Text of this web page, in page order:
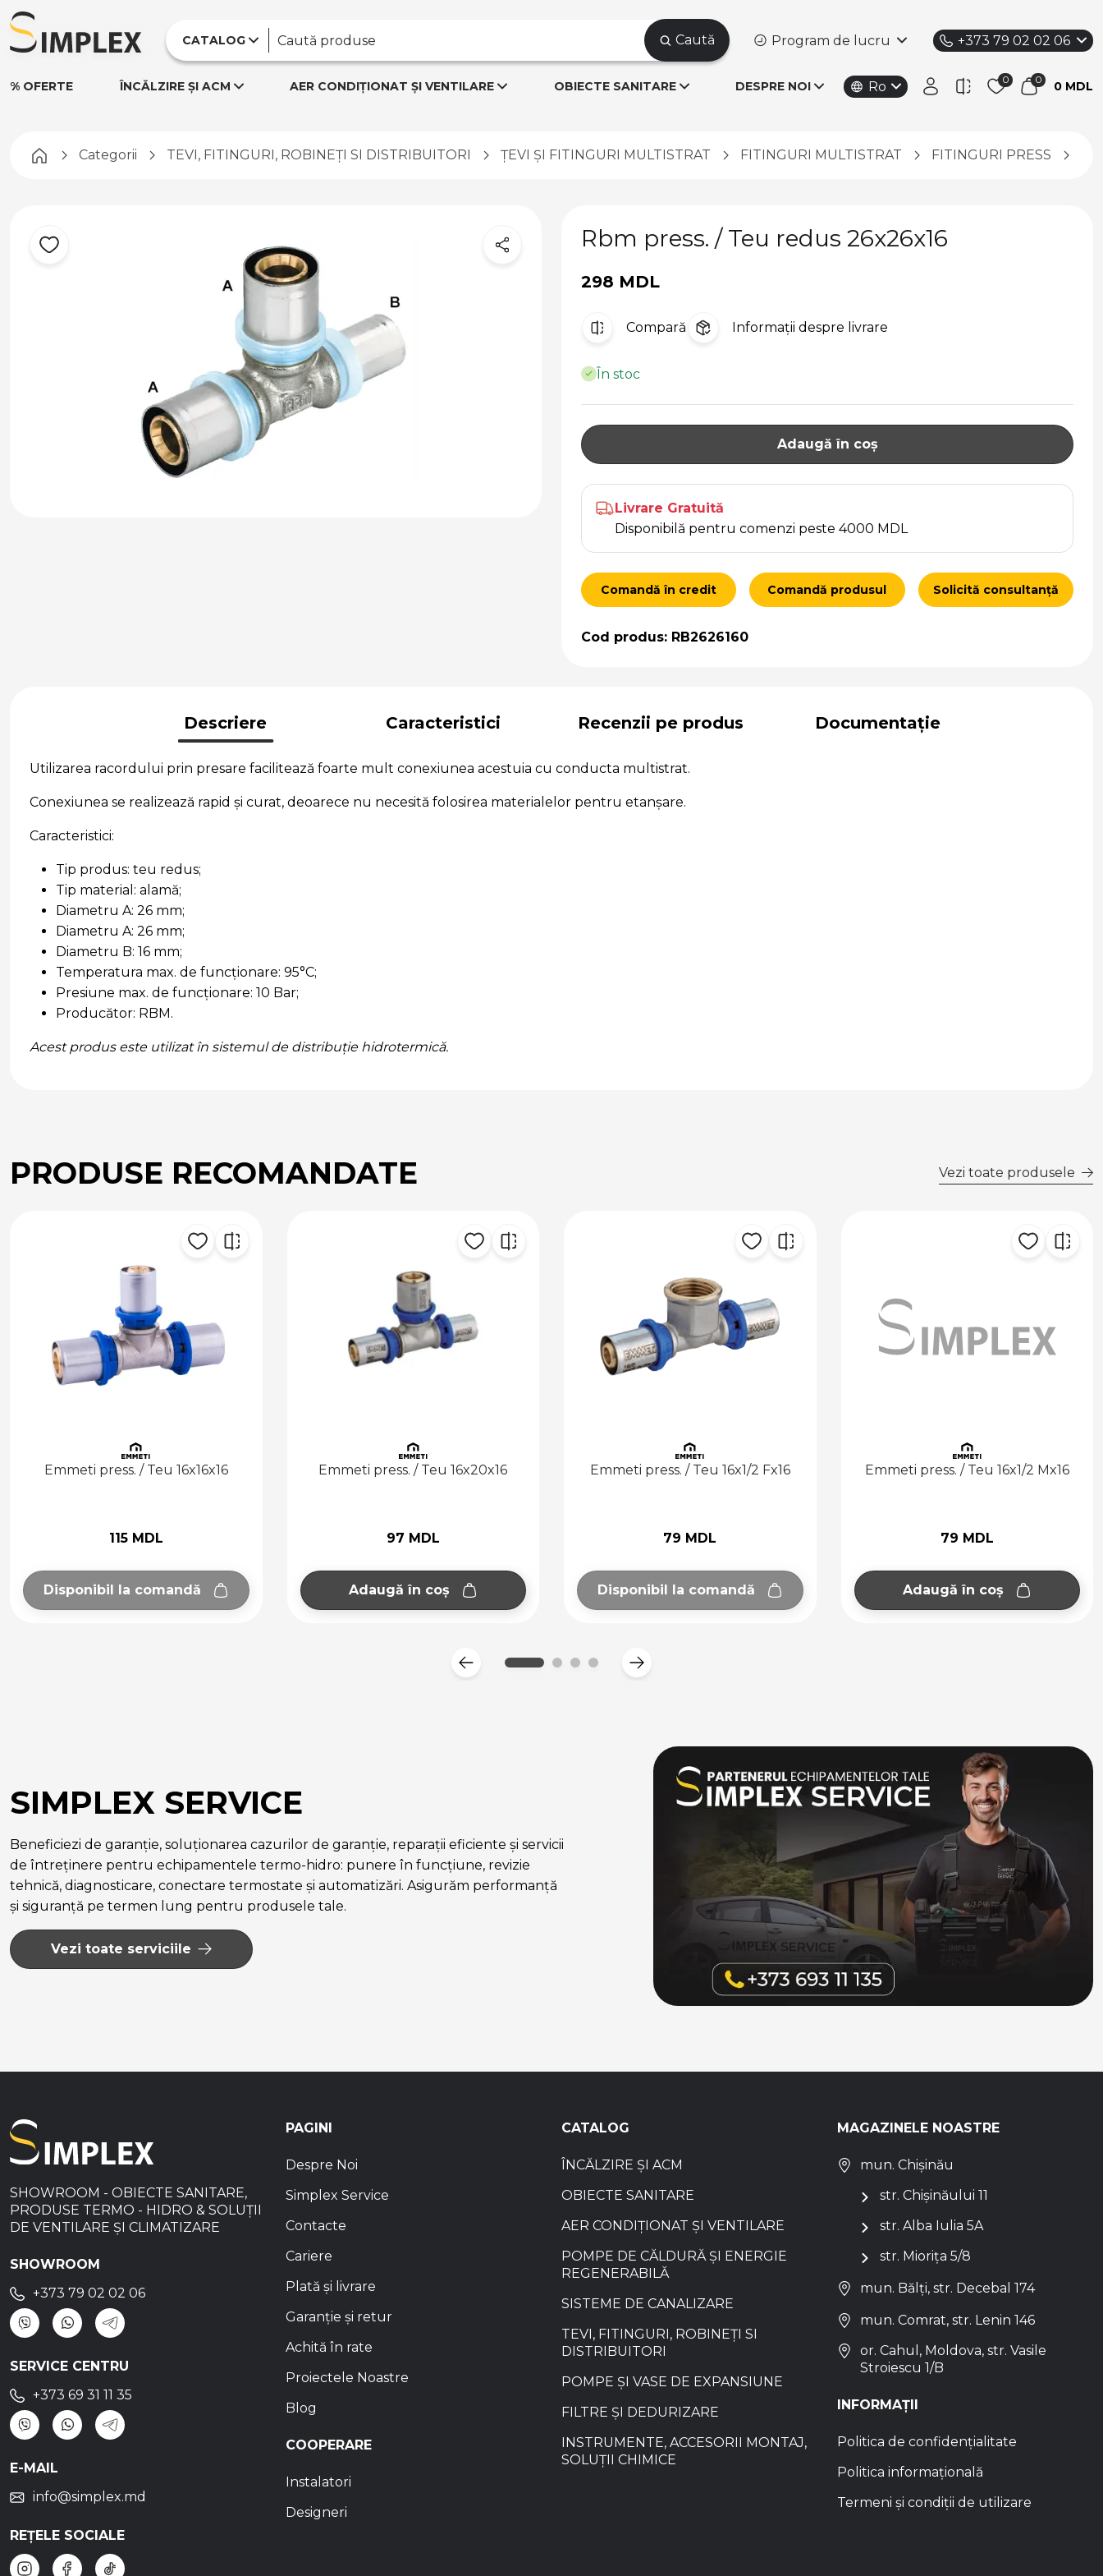
CATALOG Caută Program de lucru +373 79 02 02 06
% OFERTE ÎNCĂLZIRE ȘI ACM AER CONDIȚIONAT ȘI VENTILARE OBIECTE SANITARE DESPRE NOI Ro 0 MDL
Pagina principală
Categorii TEVI, FITINGURI, ROBINEȚI SI DISTRIBUITORI ȚEVI ȘI FITINGURI MULTISTRAT FITINGURI MULTISTRAT FITINGURI PRESS
Rbm press. / Teu redus 26x26x16
298 MDL
Compară Informații despre livrare
În stoc
Adaugă în coș
Livrare Gratuită
Disponibilă pentru comenzi peste 4000 MDL
Comandă în credit Comandă produsul Solicită consultanță
Cod produs: RB2626160
Descriere Caracteristici Recenzii pe produs Documentație
Utilizarea racordului prin presare facilitează foarte mult conexiunea acestuia cu conducta multistrat.
Conexiunea se realizează rapid și curat, deoarece nu necesită folosirea materialelor pentru etanșare.
Caracteristici:
Tip produs: teu redus;
Tip material: alamă;
Diametru A: 26 mm;
Diametru A: 26 mm;
Diametru B: 16 mm;
Temperatura max. de funcționare: 95°C;
Presiune max. de funcționare: 10 Bar;
Producător: RBM.
Acest produs este utilizat în sistemul de distribuție hidrotermică.
PRODUSE RECOMANDATE Vezi toate produsele
Emmeti press. / Teu 16x20x16
Adaugă în coș
Emmeti press. / Teu 16x1/2 Fx16
Disponibil la comandă
Emmeti press. / Teu 16x1/2 Mx16
Adaugă în coș
Emmeti press. / Teu
100 MDL
Adaugă în coș
SIMPLEX SERVICE
Beneficiezi de garanție, soluționarea cazurilor de garanție, reparații eficiente și servicii
de întreținere pentru echipamentele termo-hidro: punere în funcțiune, revizie
tehnică, diagnosticare, conectare termostate și automatizări. Asigurăm performanță
și siguranță pe termen lung pentru produsele tale.
Vezi toate serviciile
SHOWROOM - OBIECTE SANITARE,
PRODUSE TERMO - HIDRO & SOLUȚII
DE VENTILARE ȘI CLIMATIZARE
SHOWROOM
+373 79 02 02 06
SERVICE CENTRU
+373 69 31 11 35
E-MAIL
info@simplex.md
REȚELE SOCIALE
PAGINI
Despre Noi
Simplex Service
Contacte
Cariere
Plată și livrare
Garanție și retur
Achită în rate
Proiectele Noastre
Blog
COOPERARE
Instalatori
Designeri
CATALOG
ÎNCĂLZIRE ȘI ACM
OBIECTE SANITARE
AER CONDIȚIONAT ȘI VENTILARE
POMPE DE CĂLDURĂ ȘI ENERGIE
REGENERABILĂ
SISTEME DE CANALIZARE
TEVI, FITINGURI, ROBINEȚI SI
DISTRIBUITORI
POMPE ȘI VASE DE EXPANSIUNE
FILTRE ȘI DEDURIZARE
INSTRUMENTE, ACCESORII MONTAJ,
SOLUȚII CHIMICE
MAGAZINELE NOASTRE
mun. Chișinău
str. Chișinăului 11
str. Alba Iulia 5A
str. Miorița 5/8
mun. Bălți, str. Decebal 174
mun. Comrat, str. Lenin 146
or. Cahul, Moldova, str. Vasile
Stroiescu 1/B
INFORMAȚII
Politica de confidențialitate
Politica informațională
Termeni și condiții de utilizare